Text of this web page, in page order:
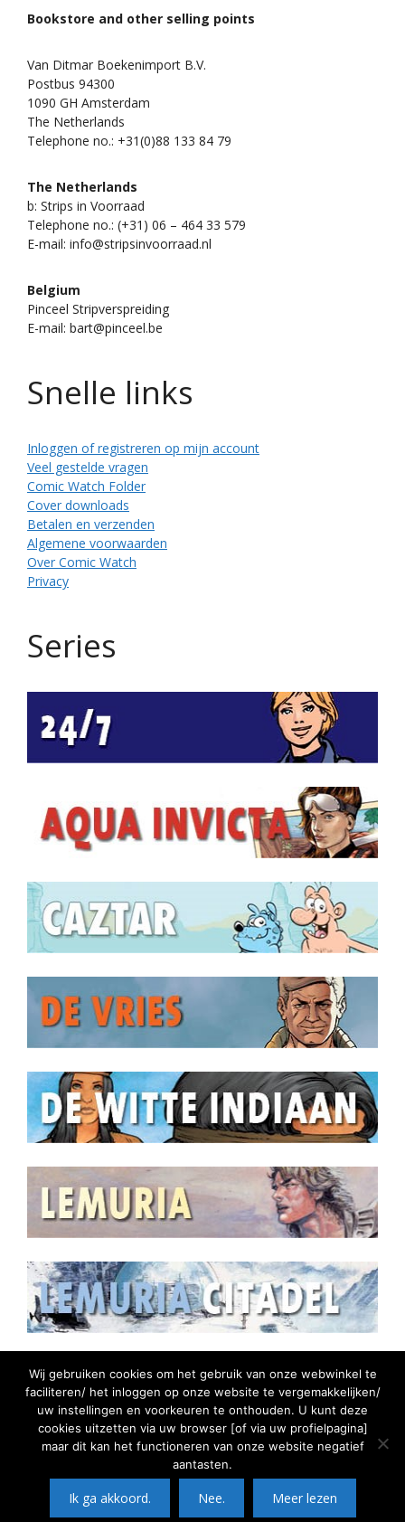
Bookstore and other selling points
Van Ditmar Boekenimport B.V.
Postbus 94300
1090 GH Amsterdam
The Netherlands
Telephone no.: +31(0)88 133 84 79
The Netherlands
b: Strips in Voorraad
Telephone no.: (+31) 06 – 464 33 579
E-mail: info@stripsinvoorraad.nl
Belgium
Pinceel Stripverspreiding
E-mail: bart@pinceel.be
Snelle links
Inloggen of registreren op mijn account
Veel gestelde vragen
Comic Watch Folder
Cover downloads
Betalen en verzenden
Algemene voorwaarden
Over Comic Watch
Privacy
Series
succesvol online
Item toegevoegd aan winkelwagen.
€0,00
Afrekenen
Wij gebruiken cookies om het gebruik van onze webwinkel te
faciliteren/ het inloggen op onze website te vergemakkelijken/
uw instellingen en voorkeuren te onthouden. U kunt deze
cookies uitzetten via uw browser [of via uw profielpagina]
maar dit kan het functioneren van onze website negatief
aantasten.
Ik ga akkoord. Nee. Meer lezen